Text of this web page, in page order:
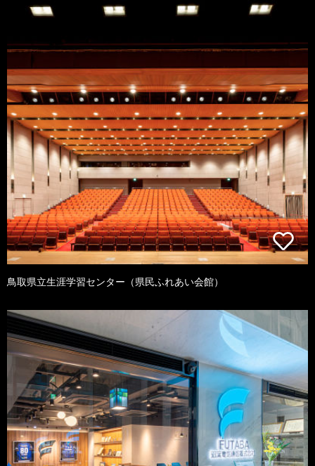
鳥取県立生涯学習センター（県民ふれあい会館）